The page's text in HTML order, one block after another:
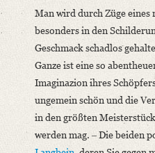
German
English
Man wird durch Züge eines
besonders in den
Geschmack schadlos
Ganze ist eine so
Imaginazion ihres
ungemein schön und die
in den größten
werden mag. ‒ Die beiden